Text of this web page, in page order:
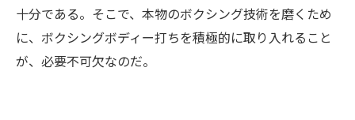
十分である。そこで、本物のボクシング技術を磨くため
に、ボクシングボディー打ちを積極的に取り入れること
が、必要不可欠なのだ。